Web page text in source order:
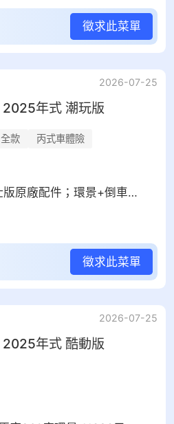
徵求此菜單
2026-07-25
2025年式 潮玩版
全款 丙式車體險
Toyota影音特仕版原廠配件；環景+倒車顯影；前後行車紀錄器；前停車,後倒車雷達；隔熱紙全車 FSK/3M；隔熱紙前檔 FSK/3M；晴雨窗；避光墊；防水腳踏；後箱托盤
徵求此菜單
2026-07-25
2025年式 酷動版